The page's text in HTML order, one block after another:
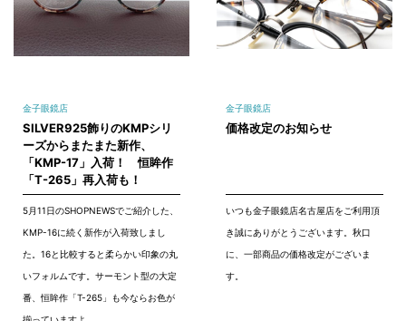
金子眼鏡店
SILVER925飾りのKMPシリ
ーズからまたまた新作、
「KMP-17」入荷！ 恒眸作
「T-265」再入荷も！
5月11日のSHOPNEWSでご紹介した、
KMP-16に続く新作が入荷致しまし
た。16と比較すると柔らかい印象の丸
いフォルムです。サーモント型の大定
番、恒眸作「T-265」も今ならお色が
金子眼鏡店
価格改定のお知らせ
いつも金子眼鏡店名古屋店をご利用頂
き誠にありがとうございます。秋口
に、一部商品の価格改定がございま
す。